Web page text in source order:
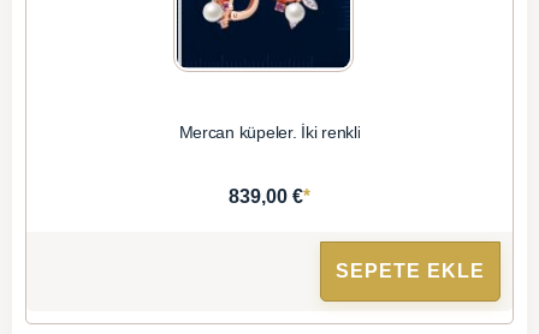
Mercan küpeler. İki renkli
839,00 €*
SEPETE EKLE